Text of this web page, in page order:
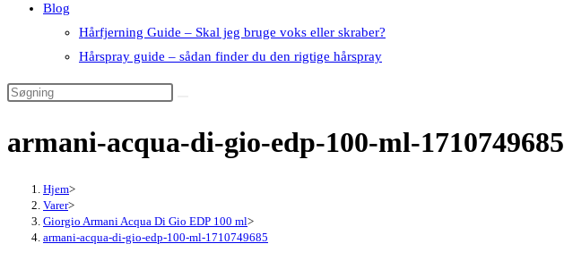
Blog
Hårfjerning Guide – Skal jeg bruge voks eller skraber?
Hårspray guide – sådan finder du den rigtige hårspray
armani-acqua-di-gio-edp-100-ml-1710749685
Hjem>
Varer>
Giorgio Armani Acqua Di Gio EDP 100 ml>
armani-acqua-di-gio-edp-100-ml-1710749685